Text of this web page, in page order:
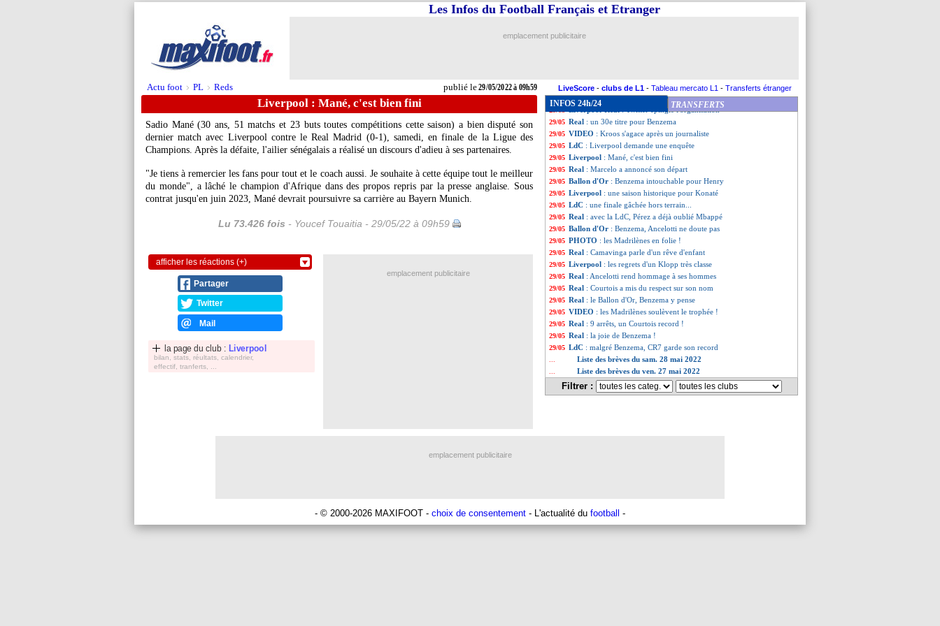
Actu foot > PL > Reds publié le29/05/2022 à 09h59
Les Infos du Football Français et Etranger
emplacement publicitaire
LiveScore - clubs de L1 - Tableau mercato L1 - Transferts étranger
Liverpool : Mané, c'est bien fini
Sadio Mané (30 ans, 51 matchs et 23 buts toutes compétitions cette saison) a bien disputé son
dernier match avec Liverpool contre le Real Madrid (0-1), samedi, en finale de la Ligue des
Champions. Après la défaite, l'ailier sénégalais a réalisé un discours d'adieu à ses partenaires.
"Je tiens à remercier les fans pour tout et le coach aussi. Je souhaite à cette équipe tout le meilleur
du monde", a lâché le champion d'Afrique dans des propos repris par la presse anglaise. Sous
contrat jusqu'en juin 2023, Mané devrait poursuivre sa carrière au Bayern Munich.
Lu 73.426 fois - Youcef Touaitia - 29/05/22 à 09h59
afficher les réactions (+)
Partager
Twitter
Mail
la page du club : Liverpool
bilan, stats, réultats, calendrier,
effectif, tranferts, ...
INFOS 24h/24 TRANSFERTS
29/05 Real: Courtois blessé depuis plusieurs mois
29/05 Liverpool: Klopp donne rendez-vous
29/05 Real
29/05 PSG: Benzema "content" pour Mbappé
29/05 PSG: Zidane, un problème avec le projet ?
: Twitter épingle l'organisation
29/05 Real : un 30e titre pour Benzema
29/05 VIDEO : Kroos s'agace après un journaliste
29/05 LdC : Liverpool demande une enquête
29/05 Liverpool : Mané, c'est bien fini
29/05 Real : Marcelo a annoncé son départ
29/05 Ballon d'Or : Benzema intouchable pour Henry
29/05 Liverpool : une saison historique pour Konaté
29/05 LdC : une finale gâchée hors terrain...
29/05 Real : avec la LdC, Pérez a déjà oublié Mbappé
29/05 Ballon d'Or : Benzema, Ancelotti ne doute pas
29/05 PHOTO : les Madrilènes en folie !
29/05 Real : Camavinga parle d'un rêve d'enfant
29/05 Liverpool : les regrets d'un Klopp très classe
29/05 Real : Ancelotti rend hommage à ses hommes
29/05 Real : Courtois a mis du respect sur son nom
29/05 Real : le Ballon d'Or, Benzema y pense
29/05 VIDEO : les Madrilènes soulèvent le trophée !
29/05 Real : 9 arrêts, un Courtois record !
29/05 Real : la joie de Benzema !
29/05 LdC : malgré Benzema, CR7 garde son record
Liste des brèves du sam. 28 mai 2022
Liste des brèves du ven. 27 mai 2022
Filtrer :
emplacement publicitaire
emplacement publicitaire
- © 2000-2026 MAXIFOOT - choix de consentement - L'actualité du football -